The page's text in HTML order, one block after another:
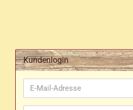
Kundenlogin
E-
Mail-